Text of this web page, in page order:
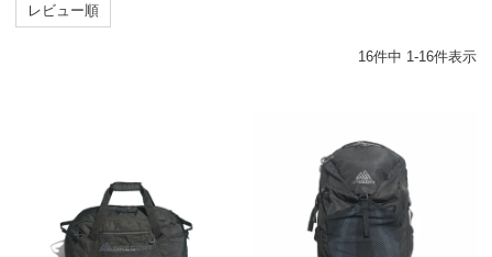
レビュー順
16件中 1 -16件表示